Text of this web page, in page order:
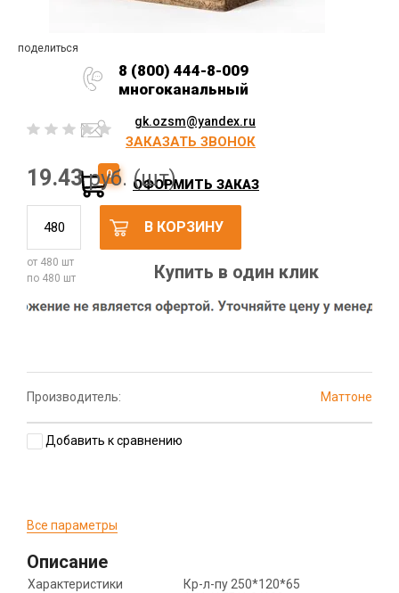
8 (800) 444-8-009
многоканальный
gk.ozsm@yandex.ru
ЗАКАЗАТЬ ЗВОНОК
0
ОФОРМИТЬ ЗАКАЗ
поделиться
19.43руб. (шт)
от 480 шт
по 480 шт
В КОРЗИНУ
Купить в один клик
Производитель: Маттоне
Добавить к сравнению
Все параметры
Описание
Характеристики
Кр-л-пу 250*120*65